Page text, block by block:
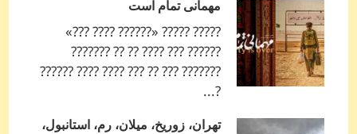
مهمانی تمام است
????? ????? «?????? ???? ???»
?????? ??? ???? ?? ?? ???????
??????? ??? ?? ??? ???? ???? ??????
?...
تهران، زوریخ، میلان، رم، استانبول،